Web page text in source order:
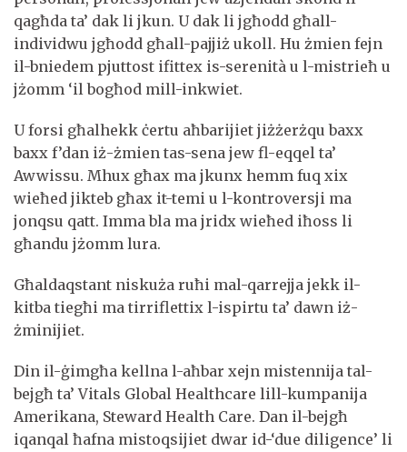
qagħda ta’ dak li jkun. U dak li jgħodd għall-
individwu jgħodd għall-pajjiż ukoll. Hu żmien fejn
il-bniedem pjuttost ifittex is-serenità u l-mistrieħ u
jżomm ‘il bogħod mill-inkwiet.
U forsi għalhekk ċertu aħbarijiet jiżżerżqu baxx
baxx f’dan iż-żmien tas-sena jew fl-eqqel ta’
Awwissu. Mhux għax ma jkunx hemm fuq xix
wieħed jikteb għax it-temi u l-kontroversji ma
jonqsu qatt. Imma bla ma jridx wieħed iħoss li
għandu jżomm lura.
Għaldaqstant niskuża ruħi mal-qarrejja jekk il-
kitba tiegħi ma tirriflettix l-ispirtu ta’ dawn iż-
żminijiet.
Din il-ġimgħa kellna l-aħbar xejn mistennija tal-
bejgħ ta’ Vitals Global Healthcare lill-kumpanija
Amerikana, Steward Health Care. Dan il-bejgħ
iqanqal ħafna mistoqsijiet dwar id-‘due diligence’ li